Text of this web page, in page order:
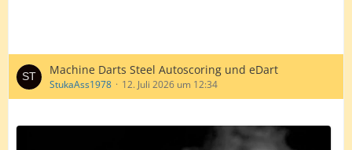
Machine Darts Steel Autoscoring und eDart
StukaAss1978 12. Juli 2026 um 12:34